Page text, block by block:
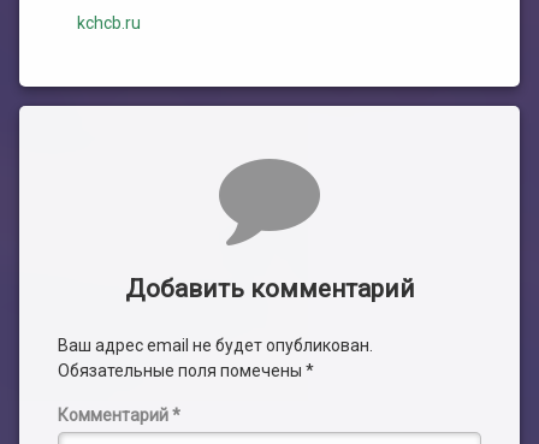
kchcb.ru
Добавить комментарий
Ваш адрес email не будет опубликован.
Обязательные поля помечены *
Комментарий*